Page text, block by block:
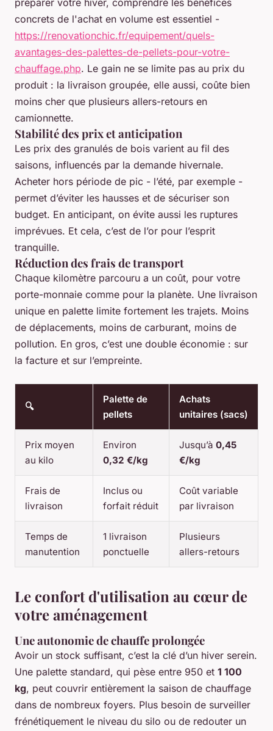
préparer votre hiver, comprendre les bénéfices
concrets de l'achat en volume est essentiel -
https://renovationchic.fr/equipement/quels-
avantages-des-palettes-de-pellets-pour-votre-
chauffage.php. Le gain ne se limite pas au prix du
produit : la livraison groupée, elle aussi, coûte bien
moins cher que plusieurs allers-retours en
camionnette.
Stabilité des prix et anticipation
Les prix des granulés de bois varient au fil des
saisons, influencés par la demande hivernale.
Acheter hors période de pic - l’été, par exemple -
permet d’éviter les hausses et de sécuriser son
budget. En anticipant, on évite aussi les ruptures
imprévues. Et cela, c’est de l’or pour l’esprit
tranquille.
Réduction des frais de transport
Chaque kilomètre parcouru a un coût, pour votre
porte-monnaie comme pour la planète. Une livraison
unique en palette limite fortement les trajets. Moins
de déplacements, moins de carburant, moins de
pollution. En gros, c’est une double économie : sur
la facture et sur l’empreinte.
🔍
Palette de
pellets
Achats
unitaires (sacs)
Prix moyen
au kilo
Environ
0,32 €/kg
Jusqu’à 0,45
€/kg
Frais de
livraison
Inclus ou
forfait réduit
Coût variable
par livraison
Temps de
manutention
1 livraison
ponctuelle
Plusieurs
allers-retours
Le confort d'utilisation au cœur de
votre aménagement
Une autonomie de chauffe prolongée
Avoir un stock suffisant, c’est la clé d’un hiver serein.
Une palette standard, qui pèse entre 950 et 1 100
kg, peut couvrir entièrement la saison de chauffage
dans de nombreux foyers. Plus besoin de surveiller
frénétiquement le niveau du silo ou de redouter un